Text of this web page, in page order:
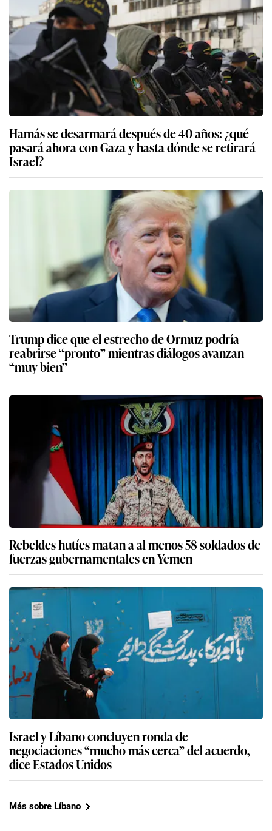
Hamás se desarmará después de 40 años: ¿qué
pasará ahora con Gaza y hasta dónde se retirará
Israel?
Trump dice que el estrecho de Ormuz podría
reabrirse “pronto” mientras diálogos avanzan
“muy bien”
Rebeldes hutíes matan a al menos 58 soldados de
fuerzas gubernamentales en Yemen
Israel y Líbano concluyen ronda de
negociaciones “mucho más cerca” del acuerdo,
dice Estados Unidos
Más sobre Líbano